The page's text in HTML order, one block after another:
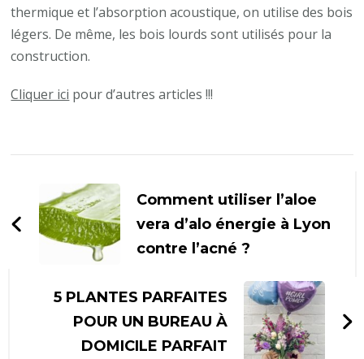
thermique et l’absorption acoustique, on utilise des bois
légers. De même, les bois lourds sont utilisés pour la
construction.
Cliquer ici pour d’autres articles !!!
d'article
Comment utiliser l’aloe
vera d’alo énergie à Lyon
contre l’acné ?
5 PLANTES PARFAITES
POUR UN BUREAU À
DOMICILE PARFAIT